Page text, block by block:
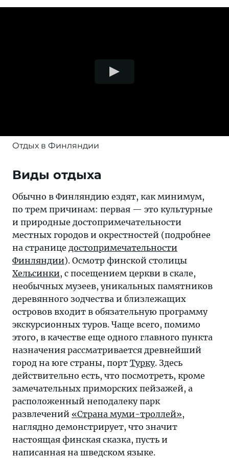
Отдых в Финляндии
Виды отдыха
Обычно в Финляндию ездят, как минимум,
по трем причинам: первая — это культурные
и природные достопримечательности
местных городов и окрестностей (подробнее
на странице достопримечательности
Финляндии). Осмотр финской столицы
Хельсинки, с посещением церкви в скале,
необычных музеев, уникальных памятников
деревянного зодчества и близлежащих
островов входит в обязательную программу
экскурсионных туров. Чаще всего, помимо
этого, в качестве еще одного главного пункта
назначения рассматривается древнейший
город на юге страны, порт Турку. Здесь
действительно есть, что посмотреть, кроме
замечательных приморских пейзажей, а
расположенный неподалеку парк
развлечений «Страна муми-троллей»,
наглядно демонстрирует, что значит
настоящая финская сказка, пусть и
написанная на шведском языке.